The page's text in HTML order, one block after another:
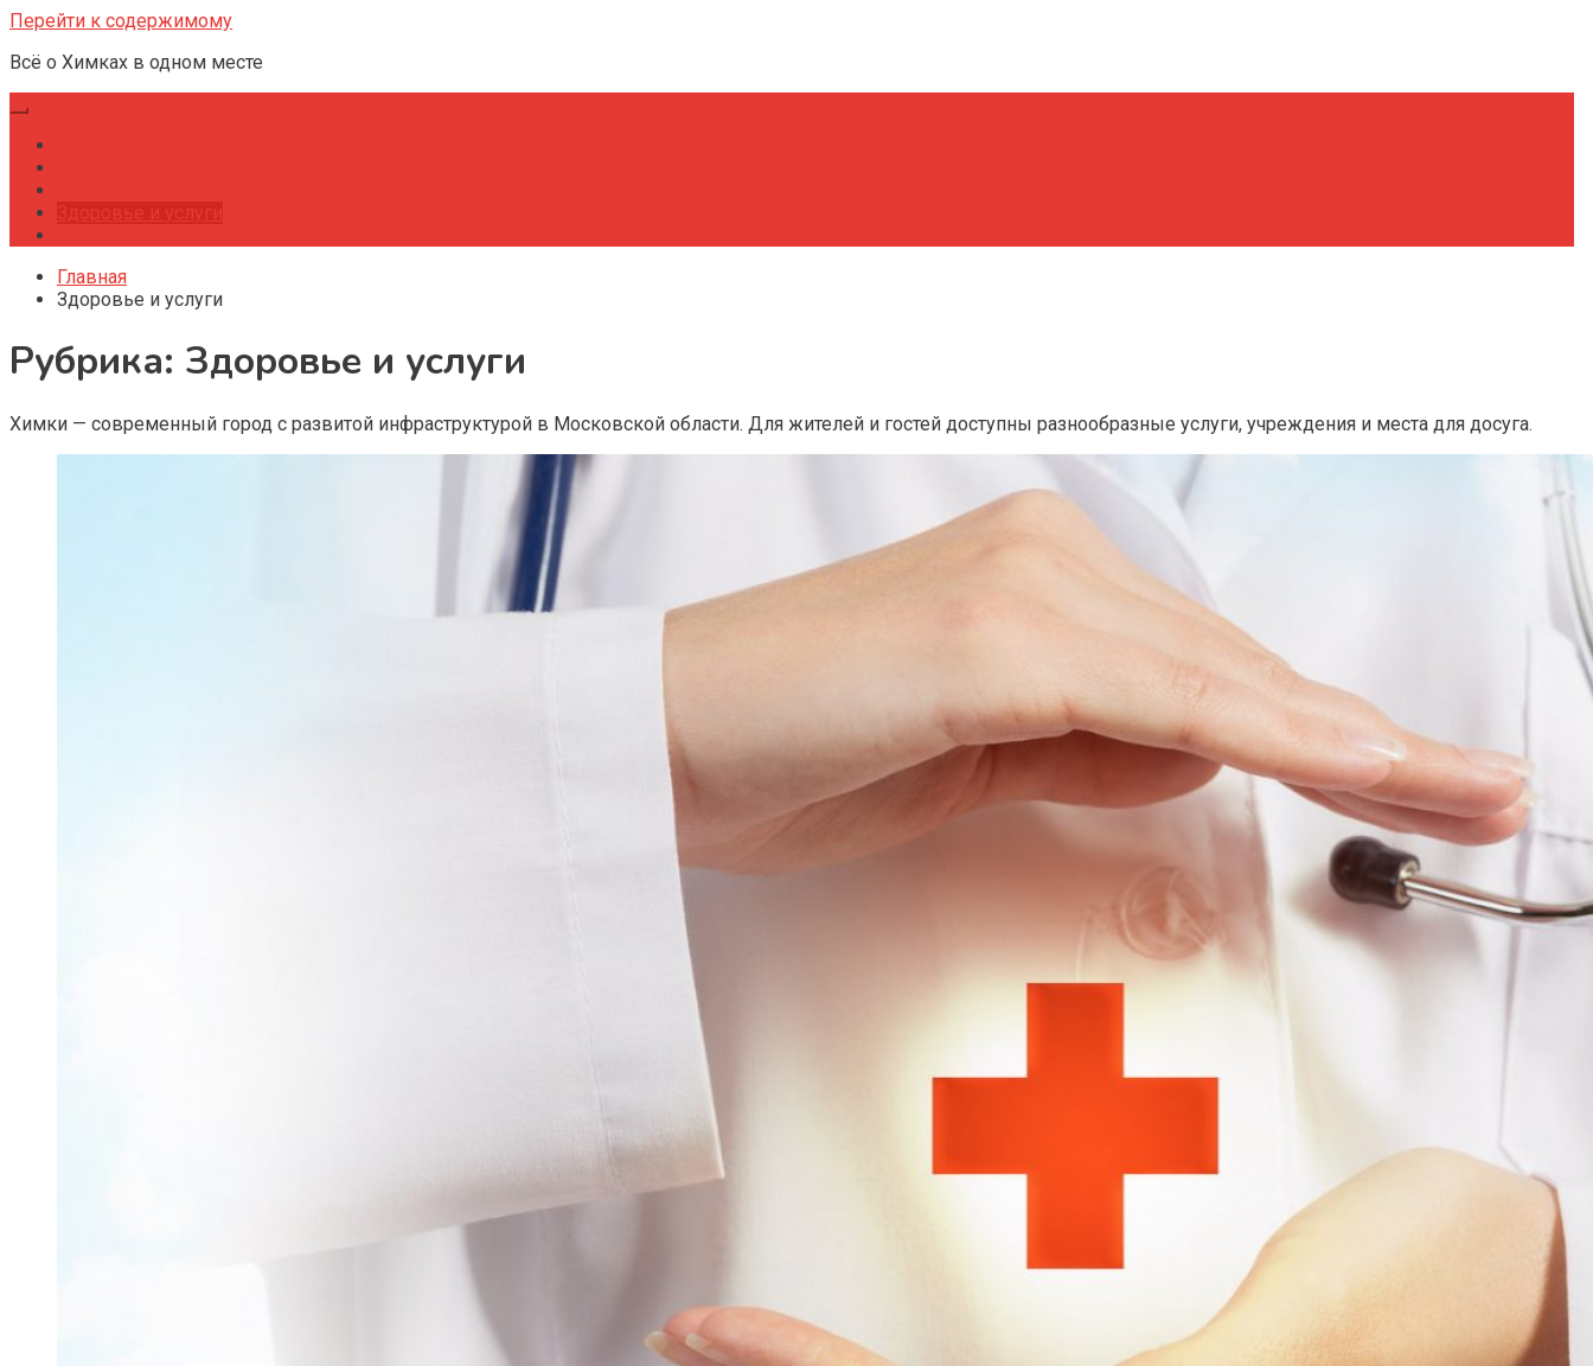
Перейти к содержимому
Всё о Химках в одном месте
Главная
Здоровье и услуги
Рубрика: Здоровье и услуги
Химки — современный город с развитой инфраструктурой в Московской области. Для жителей и гостей доступны разнообразные услуги, учреждения и места для досуга.